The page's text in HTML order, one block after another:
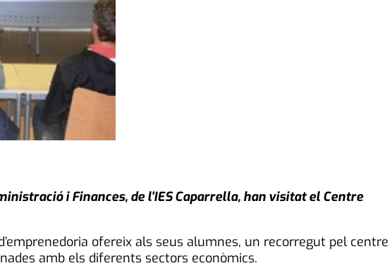
i Finances, de l’IES Caparrella, han visitat el Centre
ofereix als seus alumnes, un recorregut pel centre
amb els diferents sectors econòmics.